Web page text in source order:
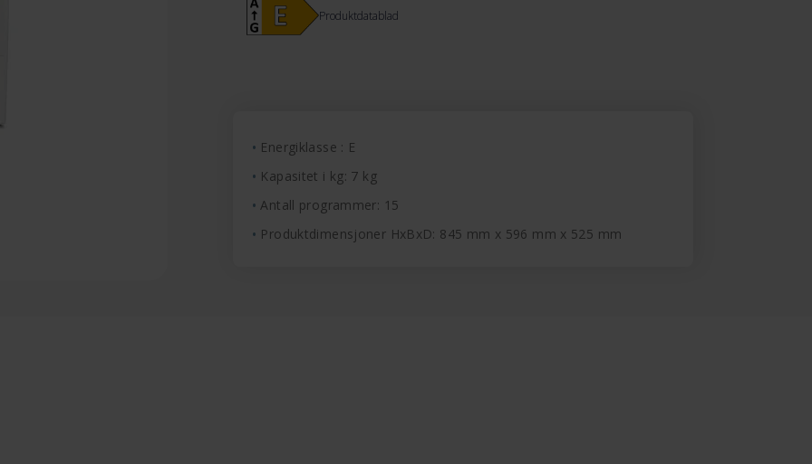
Produktdatablad
Energiklasse : E
Kapasitet i kg: 7 kg
Antall programmer: 15
Produktdimensjoner HxBxD: 845 mm x 596 mm x 525 mm